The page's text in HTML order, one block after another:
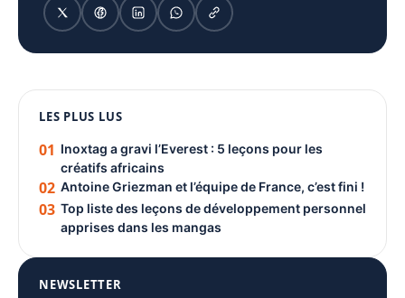
PUBLICITÉ
LES PLUS LUS
01 Inoxtag a gravi l’Everest : 5 leçons pour les
créatifs africains
02 Antoine Griezman et l’équipe de France, c’est fini !
03 Top liste des leçons de développement personnel
apprises dans les mangas
NEWSLETTER